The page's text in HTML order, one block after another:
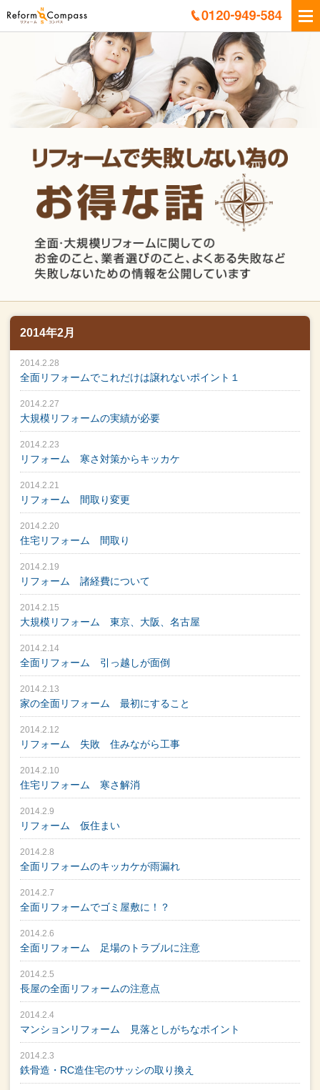
2014年2月
2014.2.28
全面リフォームでこれだけは譲れないポイント１
2014.2.27
大規模リフォームの実績が必要
2014.2.23
リフォーム 寒さ対策からキッカケ
2014.2.21
リフォーム 間取り変更
2014.2.20
住宅リフォーム 間取り
2014.2.19
リフォーム 諸経費について
2014.2.15
大規模リフォーム 東京、大阪、名古屋
2014.2.14
全面リフォーム 引っ越しが面倒
2014.2.13
家の全面リフォーム 最初にすること
2014.2.12
リフォーム 失敗 住みながら工事
2014.2.10
住宅リフォーム 寒さ解消
2014.2.9
リフォーム 仮住まい
2014.2.8
全面リフォームのキッカケが雨漏れ
2014.2.7
全面リフォームでゴミ屋敷に！？
2014.2.6
全面リフォーム 足場のトラブルに注意
2014.2.5
長屋の全面リフォームの注意点
2014.2.4
マンションリフォーム 見落としがちなポイント
2014.2.3
鉄骨造・RC造住宅のサッシの取り換え